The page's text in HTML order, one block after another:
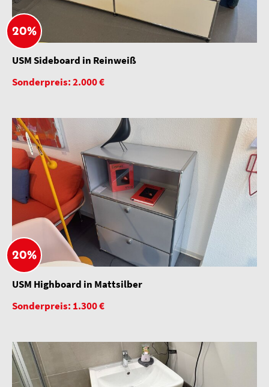
20%
USM Sideboard in Reinweiß
Sonderpreis: 2.000 €
20%
USM Highboard in Mattsilber
Sonderpreis: 1.300 €